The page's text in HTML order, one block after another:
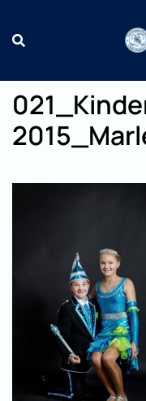
Inhalt
springen